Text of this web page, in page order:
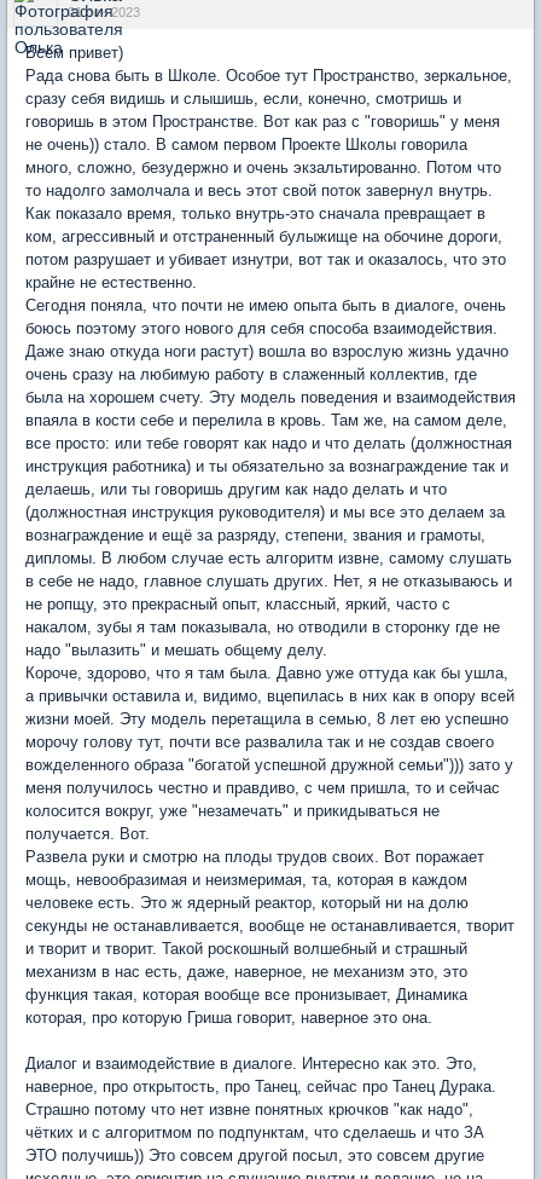
01 сен 2023
Всем привет)
Рада снова быть в Школе. Особое тут Пространство, зеркальное,
сразу себя видишь и слышишь, если, конечно, смотришь и
говоришь в этом Пространстве. Вот как раз с "говоришь" у меня
не очень)) стало. В самом первом Проекте Школы говорила
много, сложно, безудержно и очень экзальтированно. Потом что
то надолго замолчала и весь этот свой поток завернул внутрь.
Как показало время, только внутрь-это сначала превращает в
ком, агрессивный и отстраненный булыжище на обочине дороги,
потом разрушает и убивает изнутри, вот так и оказалось, что это
крайне не естественно.
Сегодня поняла, что почти не имею опыта быть в диалоге, очень
боюсь поэтому этого нового для себя способа взаимодействия.
Даже знаю откуда ноги растут) вошла во взрослую жизнь удачно
очень сразу на любимую работу в слаженный коллектив, где
была на хорошем счету. Эту модель поведения и взаимодействия
впаяла в кости себе и перелила в кровь. Там же, на самом деле,
все просто: или тебе говорят как надо и что делать (должностная
инструкция работника) и ты обязательно за вознаграждение так и
делаешь, или ты говоришь другим как надо делать и что
(должностная инструкция руководителя) и мы все это делаем за
вознаграждение и ещё за разряду, степени, звания и грамоты,
дипломы. В любом случае есть алгоритм извне, самому слушать
в себе не надо, главное слушать других. Нет, я не отказываюсь и
не ропщу, это прекрасный опыт, классный, яркий, часто с
накалом, зубы я там показывала, но отводили в сторонку где не
надо "вылазить" и мешать общему делу.
Короче, здорово, что я там была. Давно уже оттуда как бы ушла,
а привычки оставила и, видимо, вцепилась в них как в опору всей
жизни моей. Эту модель перетащила в семью, 8 лет ею успешно
морочу голову тут, почти все развалила так и не создав своего
вожделенного образа "богатой успешной дружной семьи"))) зато у
меня получилось честно и правдиво, с чем пришла, то и сейчас
колосится вокруг, уже "незамечать" и прикидываться не
получается. Вот.
Развела руки и смотрю на плоды трудов своих. Вот поражает
мощь, невообразимая и неизмеримая, та, которая в каждом
человеке есть. Это ж ядерный реактор, который ни на долю
секунды не останавливается, вообще не останавливается, творит
и творит и творит. Такой роскошный волшебный и страшный
механизм в нас есть, даже, наверное, не механизм это, это
функция такая, которая вообще все пронизывает, Динамика
которая, про которую Гриша говорит, наверное это она.
Диалог и взаимодействие в диалоге. Интересно как это. Это,
наверное, про открытость, про Танец, сейчас про Танец Дурака.
Страшно потому что нет извне понятных крючков "как надо",
чётких и с алгоритмом по подпунктам, что сделаешь и что ЗА
ЭТО получишь)) Это совсем другой посыл, это совсем другие